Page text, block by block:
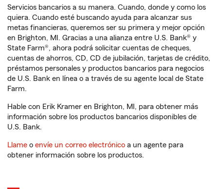
Servicios bancarios a su manera. Cuando, donde y como los
quiera. Cuando esté buscando ayuda para alcanzar sus
metas financieras, queremos ser su primera y mejor opción
en Brighton, MI. Gracias a una alianza entre U.S. Bank® y
State Farm®, ahora podrá solicitar cuentas de cheques,
cuentas de ahorros, CD, CD de jubilación, tarjetas de crédito,
préstamos personales y productos bancarios para negocios
de U.S. Bank en línea o a través de su agente local de State
Farm.
Hable con Erik Kramer en Brighton, MI, para obtener más
información sobre los productos bancarios disponibles de
U.S. Bank.
Llame o envíe un correo electrónico a un agente para
obtener información sobre los productos.